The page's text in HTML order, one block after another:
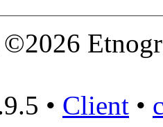
• Client •